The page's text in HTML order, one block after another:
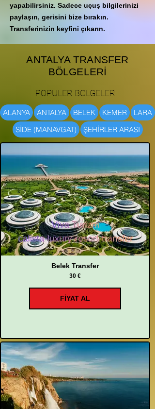
yapabilirsiniz. Sadece uçuş bilgilerinizi
paylaşın, gerisini bize bırakın.
Transferinizin keyfini çıkarın.
ANTALYA TRANSFER
BÖLGELERİ
POPULER BOLGELER
ALANYA ANTALYA BELEK KEMER
LARA
SİDE (MANAVGAT)
ŞEHİRLER ARASI
Belek Transfer
30 €
FİYAT AL